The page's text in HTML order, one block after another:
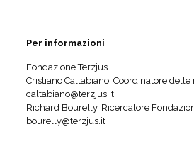
Per informazioni
Fondazione Terzjus
Cristiano Caltabiano, Coordinatore delle
caltabiano@terzjus.it
Richard Bourelly, Ricercatore
bourelly@terzjus.it